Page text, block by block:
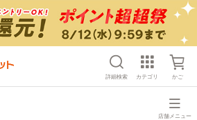
詳細検索 カテゴリ かご
店舗メニュー